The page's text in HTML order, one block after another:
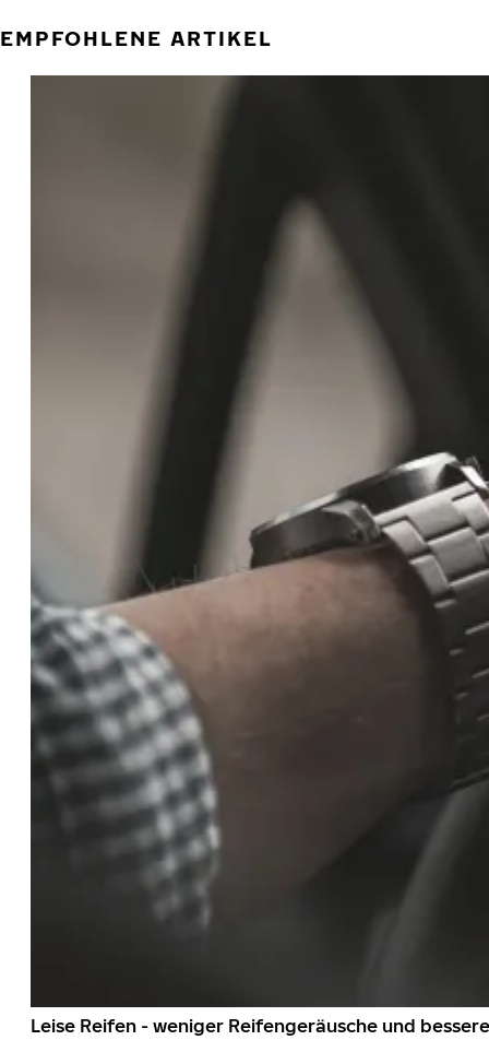
EMPFOHLENE ARTIKEL
Leise Reifen - weniger Reifengeräusche und